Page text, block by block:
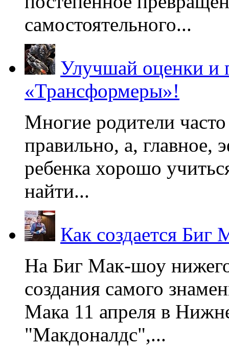
самостоятельного...
Улучшай оценки и
«Трансформеры»!
Многие родители
правильно, а, главное,
ребенка хорошо
найти...
Как создается Биг
На Биг Мак-шоу
создания самого
Мака 11 апреля в
"Макдоналдс",...